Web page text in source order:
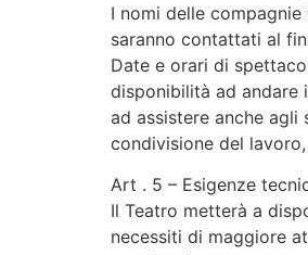
I nomi delle
saranno contattati al
Date e orari di
disponibilità ad andare
ad assistere anche
condivisione del
Art . 5 – Esigenze
Il Teatro metterà a
necessiti di maggiore